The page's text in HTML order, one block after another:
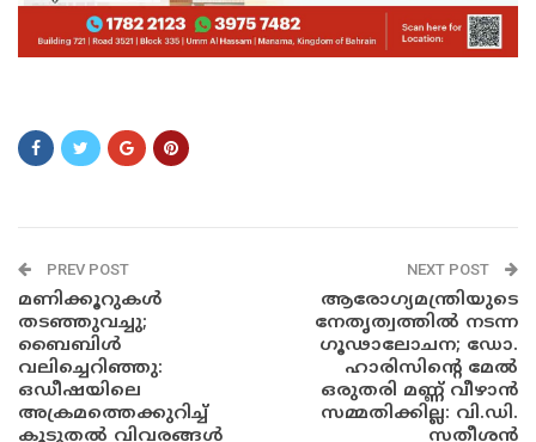
PREV POST
മ​ണി​ക്കൂ​റുകൾ
തടഞ്ഞുവച്ചു;
ബൈബിൾ
വലിച്ചെറിഞ്ഞു:
ഒഡീഷയിലെ
അക്രമത്തെക്കുറിച്ച്
കൂടുതൽ വിവരങ്ങൾ
NEXT POST
ആരോഗ്യമന്ത്രിയുടെ
നേതൃത്വത്തിൽ നടന്ന
ഗൂഢാലോചന; ഡോ.
ഹാരിസിന്‍റെ മേൽ
ഒരുതരി മണ്ണ് വീഴാൻ
സമ്മതിക്കില്ല: വി.ഡി.
സതീശൻ